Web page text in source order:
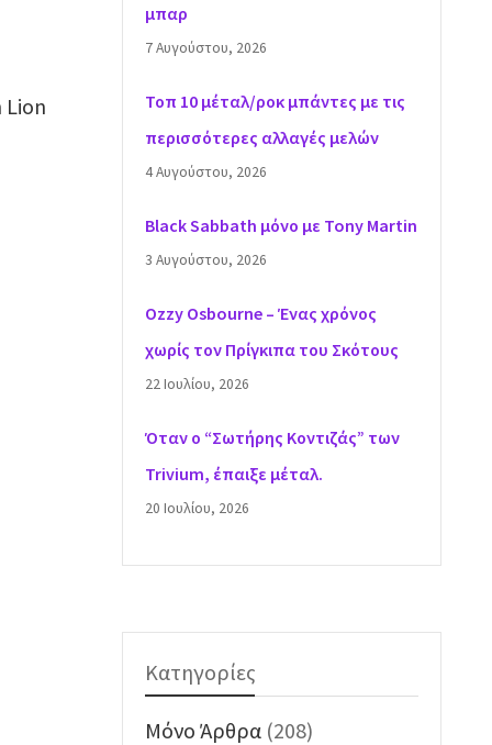
Lion
μπαρ
7 Αυγούστου, 2026
Τοπ 10 μέταλ/ροκ μπάντες με τις
περισσότερες αλλαγές μελών
4 Αυγούστου, 2026
Black Sabbath μόνο με Tony Martin
3 Αυγούστου, 2026
Ozzy Osbourne – Ένας χρόνος
χωρίς τον Πρίγκιπα του Σκότους
22 Ιουλίου, 2026
Όταν ο “Σωτήρης Κοντιζάς” των
Trivium, έπαιξε μέταλ.
20 Ιουλίου, 2026
Κατηγορίες
Mόνο Άρθρα (208)